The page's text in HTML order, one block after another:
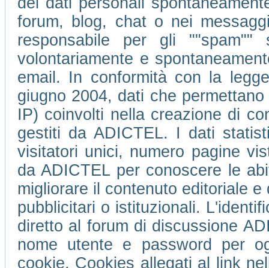
forum, blog, chat o nei
responsabile per gli
volontariamente e
email. In conformità con la
giugno 2004, dati che
IP) coinvolti nella creazione di
gestiti da ADICTEL. I dati
visitatori unici, numero pagine
da ADICTEL per conoscere le
migliorare il contenuto editoriale
pubblicitari o istituzionali.
diretto al forum di discussione
nome utente e password per
cookie. Cookies allegati al link